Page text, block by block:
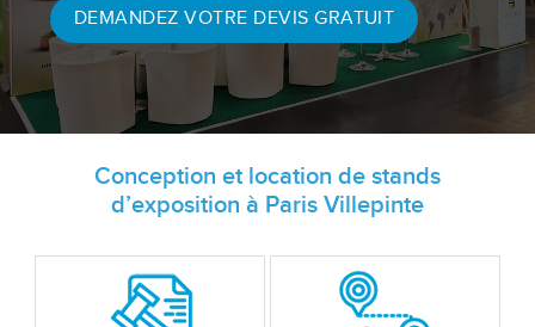
DEMANDEZ VOTRE DEVIS GRATUIT
Conception et location de stands
d’exposition à Paris Villepinte